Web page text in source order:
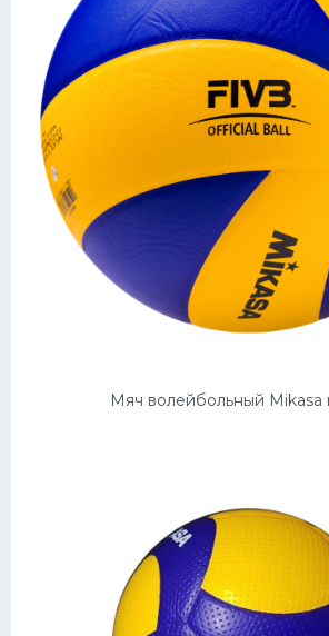
Мяч волейбольный Mikasa